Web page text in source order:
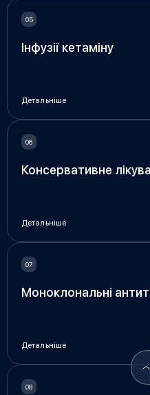
Інфузії кетаміну
Детальніше
Консервативне
Детальніше
Моноклональні
Детальніше